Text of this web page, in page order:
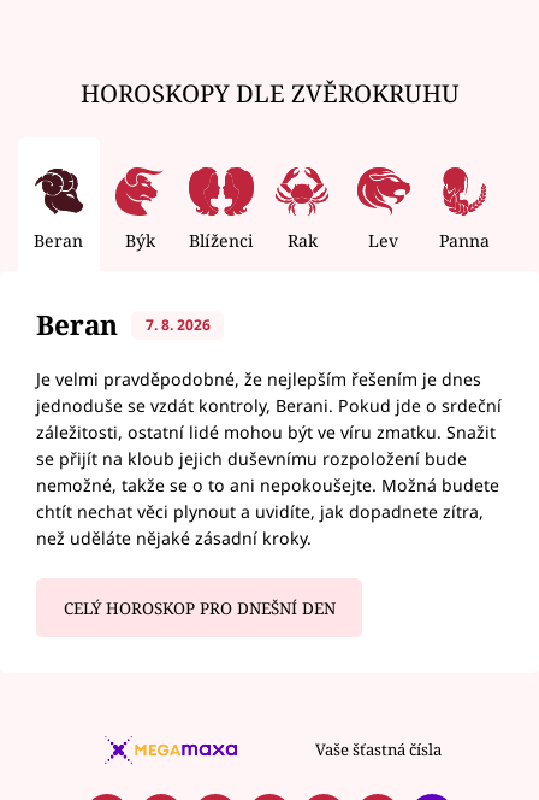
HOROSKOPY DLE ZVĚROKRUHU
Beran Býk Blíženci Rak Lev Panna
Beran 7. 8. 2026
Je velmi pravděpodobné, že nejlepším řešením je dnes
jednoduše se vzdát kontroly, Berani. Pokud jde o srdeční
záležitosti, ostatní lidé mohou být ve víru zmatku. Snažit
se přijít na kloub jejich duševnímu rozpoložení bude
nemožné, takže se o to ani nepokoušejte. Možná budete
chtít nechat věci plynout a uvidíte, jak dopadnete zítra,
než uděláte nějaké zásadní kroky.
CELÝ HOROSKOP PRO DNEŠNÍ DEN
Vaše šťastná čísla